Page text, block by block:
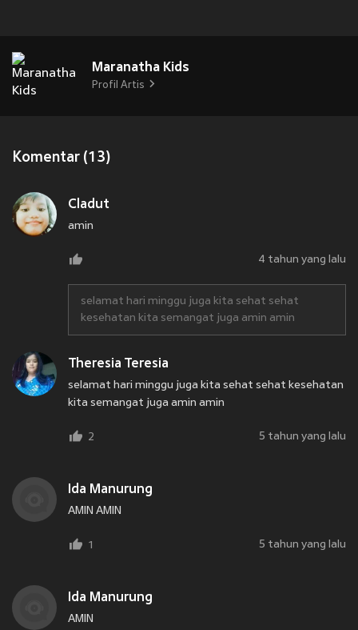
Maranatha Kids
Profil Artis
Komentar (13)
Cladut
amin
4 tahun yang lalu
selamat hari minggu juga kita sehat sehat
kesehatan kita semangat juga amin amin
Theresia Teresia
selamat hari minggu juga kita sehat sehat kesehatan
kita semangat juga amin amin
2 5 tahun yang lalu
Ida Manurung
AMIN AMIN
1 5 tahun yang lalu
Ida Manurung
AMIN